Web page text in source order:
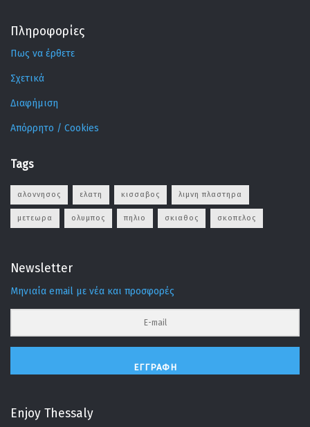
Πληροφορίες
Πως να έρθετε
Σχετικά
Διαφήμιση
Απόρρητο / Cookies
Tags
αλοννησος ελατη κισσαβος λιμνη πλαστηρα
μετεωρα ολυμπος πηλιο σκιαθος σκοπελος
Newsletter
Μηνιαία email με νέα και προσφορές
ΕΓΓΡΑΦΉ
Enjoy Thessaly